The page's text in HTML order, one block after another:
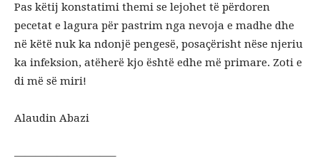
Pas këtij konstatimi themi se lejohet të përdoren
pecetat e lagura për pastrim nga nevoja e madhe dhe
në këtë nuk ka ndonjë pengesë, posaçërisht nëse njeriu
ka infeksion, atëherë kjo është edhe më primare. Zoti e
di më së miri!
Alaudin Abazi
—————————–